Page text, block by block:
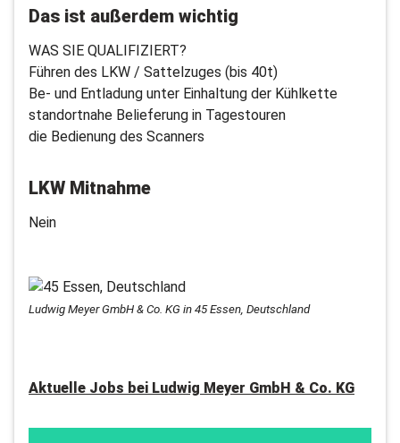
Das ist außerdem wichtig
WAS SIE QUALIFIZIERT?
Führen des LKW / Sattelzuges (bis 40t)
Be- und Entladung unter Einhaltung der Kühlkette
standortnahe Belieferung in Tagestouren
die Bedienung des Scanners
LKW Mitnahme
Nein
Ludwig Meyer GmbH & Co. KG in 45 Essen, Deutschland
Aktuelle Jobs bei Ludwig Meyer GmbH & Co. KG